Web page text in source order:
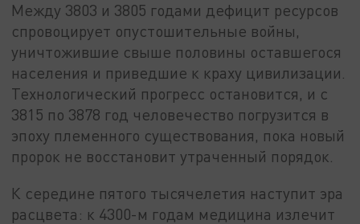
Между 3803 и 3805 годами дефицит ресурсов
спровоцирует опустошительные войны,
уничтожившие свыше половины оставшегося
населения и приведшие к краху цивилизации.
Технологический прогресс остановится, и с
3815 по 3878 год человечество погрузится в
эпоху племенного существования, пока новый
пророк не восстановит утраченный порядок.
К середине пятого тысячелетия наступит эра
расцвета: к 4300-м годам медицина излечит